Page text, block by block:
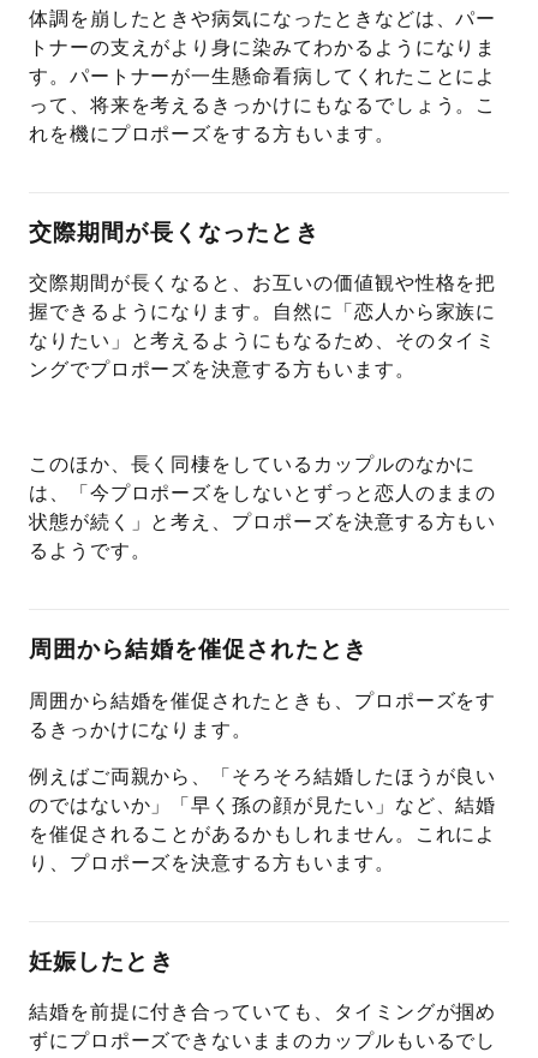
体調を崩したときや病気になったときなどは、パー
トナーの支えがより身に染みてわかるようになりま
す。パートナーが一生懸命看病してくれたことによ
って、将来を考えるきっかけにもなるでしょう。こ
れを機にプロポーズをする方もいます。
交際期間が長くなったとき
交際期間が長くなると、お互いの価値観や性格を把
握できるようになります。自然に「恋人から家族に
なりたい」と考えるようにもなるため、そのタイミ
ングでプロポーズを決意する方もいます。
このほか、長く同棲をしているカップルのなかに
は、「今プロポーズをしないとずっと恋人のままの
状態が続く」と考え、プロポーズを決意する方もい
るようです。
周囲から結婚を催促されたとき
周囲から結婚を催促されたときも、プロポーズをす
るきっかけになります。
例えばご両親から、「そろそろ結婚したほうが良い
のではないか」「早く孫の顔が見たい」など、結婚
を催促されることがあるかもしれません。これによ
り、プロポーズを決意する方もいます。
妊娠したとき
結婚を前提に付き合っていても、タイミングが掴め
ずにプロポーズできないままのカップルもいるでし